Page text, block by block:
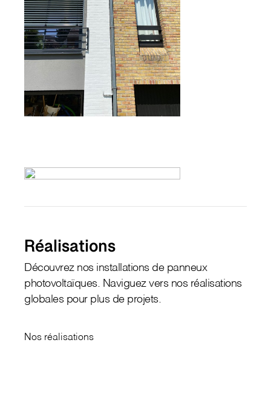
Réalisations
Découvrez nos installations de panneux
photovoltaïques. Naviguez vers nos réalisations
globales pour plus de projets.
Nos réalisations